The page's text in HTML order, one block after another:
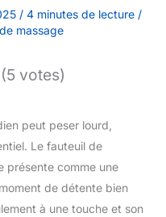
/ 4 minutes de lecture /
massage
votes)
peut peser lourd,
Le fauteuil de
présente comme une
de détente bien
à une touche et son